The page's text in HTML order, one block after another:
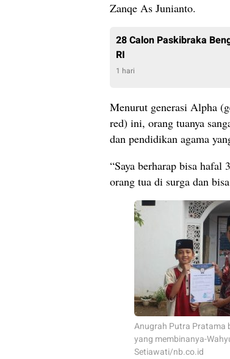
Zanqe As Junianto.
28 Calon Paskibraka
RI
1 hari
Menurut generasi Alpha
red) ini, orang tuanya
dan pendidikan agama
“Saya berharap bisa
orang tua di surga dan
Anugrah Putra Pratama
yang membinanya-
Setiawati/nb.co.id